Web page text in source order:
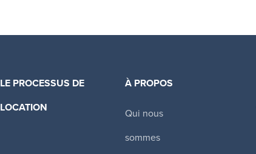
LE PROCESSUS DE
LOCATION
À PROPOS
Qui nous
sommes
Canadian Apartment Properties REIT